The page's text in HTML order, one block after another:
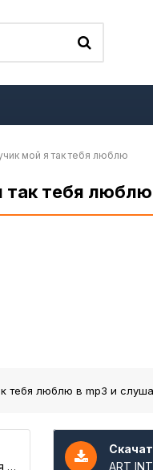
мой я так тебя люблю
так тебя люблю
тебя люблю в mp3 и
ART INTEL - Лучик мой я так тебя люблю